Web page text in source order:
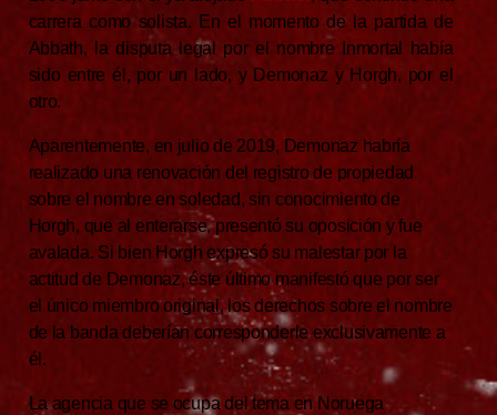
carrera como solista. En el momento de la partida de
Abbath, la disputa legal por el nombre Inmortal había
sido entre él, por un lado, y Demonaz y Horgh, por el
otro.
Aparentemente, en julio de 2019, Demonaz habría
realizado una renovación del registro de propiedad
sobre el nombre en soledad, sin conocimiento de
Horgh, que al enterarse, presentó su oposición y fue
avalada. Si bien Horgh expresó su malestar por la
actitud de Demonaz, éste último manifestó que por ser
el único miembro original, los derechos sobre el nombre
de la banda deberían corresponderle exclusivamente a
él.
La agencia que se ocupa del tema en Noruega